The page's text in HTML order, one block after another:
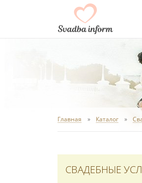
Главная Каталог
СВАДЕБНЫЕ